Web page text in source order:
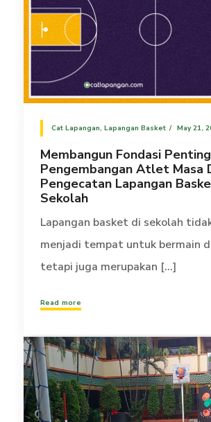
Cat Lapangan, Lapangan Basket May 21,
Membangun Fondasi
Pengembangan Atlet Masa
Pengecatan Lapangan
Sekolah
Lapangan basket di sekolah
menjadi tempat untuk bermain
tetapi juga merupakan [...]
Read more